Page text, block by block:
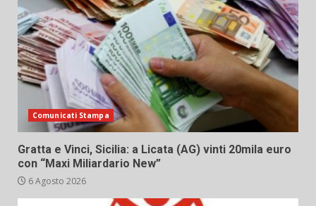
Comunicati Stampa
Gratta e Vinci, Sicilia: a Licata (AG) vinti 20mila euro
con “Maxi Miliardario New”
6 Agosto 2026